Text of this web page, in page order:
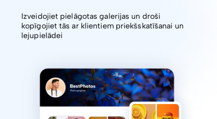
Izveidojiet pielāgotas galerijas un droši
kopīgojiet tās ar klientiem priekšskatīšanai un
lejupielādei